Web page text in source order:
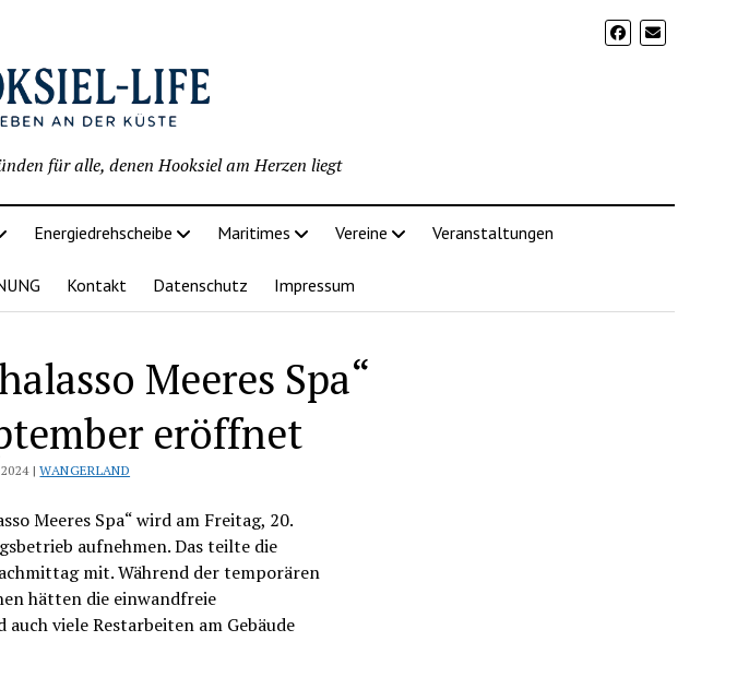
für alle, denen Hooksiel am Herzen liegt
Energiedrehscheibe Maritimes Vereine Veranstaltungen
Kontakt Datenschutz Impressum
Meeres Spa“
eröffnet
2024 |WANGERLAND
Meeres Spa“ wird am Freitag, 20.
aufnehmen. Das teilte die
mit. Während der temporären
hätten die einwandfreie
viele Restarbeiten am Gebäude